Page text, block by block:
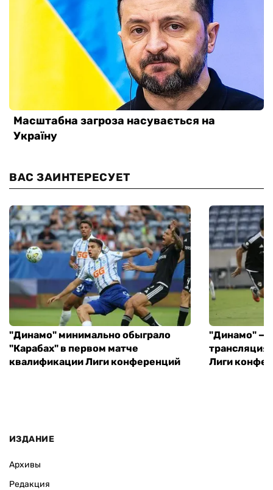
ВАС ЗАИНТЕРЕСУЕТ
"Динамо" минимально обыграло
"Карабах" в первом матче
квалификации Лиги конференций
"Динамо" —
трансляция
Лиги
ИЗДАНИЕ
Архивы
Редакция